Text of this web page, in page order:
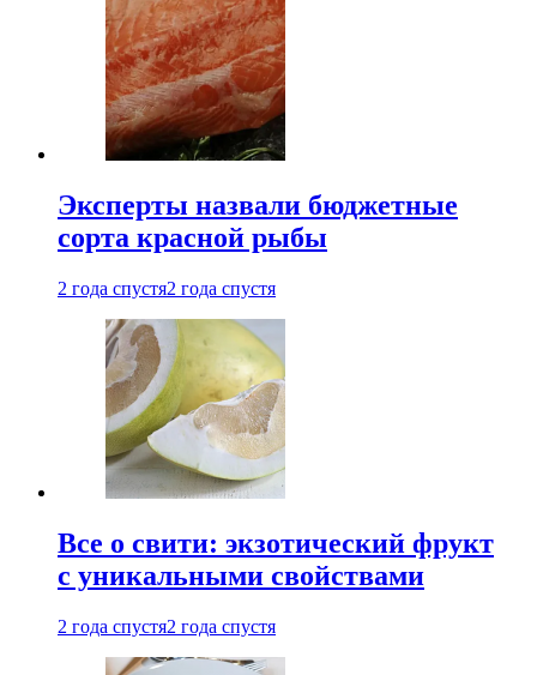
Эксперты назвали бюджетные
сорта красной рыбы
2 года спустя2 года спустя
Все о свити: экзотический фрукт
с уникальными свойствами
2 года спустя2 года спустя